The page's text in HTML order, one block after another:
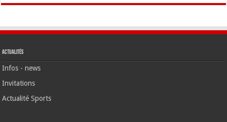
Actualités
Infos - news
Invitations
Actualité Sports